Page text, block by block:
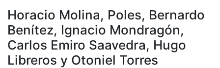
Horacio Molina, Poles, Bernardo
Benítez, Ignacio Mondragón,
Carlos Emiro Saavedra, Hugo
Libreros y Otoniel Torres